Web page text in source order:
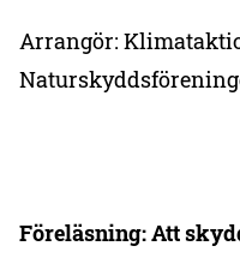
Arrangör:
Föreläsning: Att